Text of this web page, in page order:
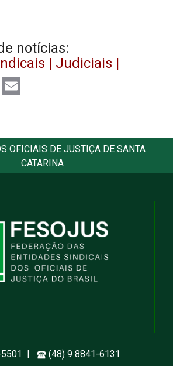
notícias:
| Judiciais |
WhatsApp
OFICIAIS DE JUSTIÇA DE SANTA
CATARINA
5501 | (48) 9 8841-6131